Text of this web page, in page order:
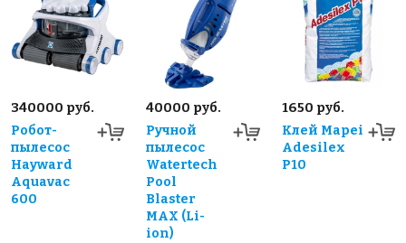
340000 руб.
Робот-
пылесос
Hayward
Aquavac
600
40000 руб.
Ручной
пылесос
Watertech
Pool
Blaster
MAX (Li-
ion)
1650 руб.
Клей Mapei
Adesilex
P10